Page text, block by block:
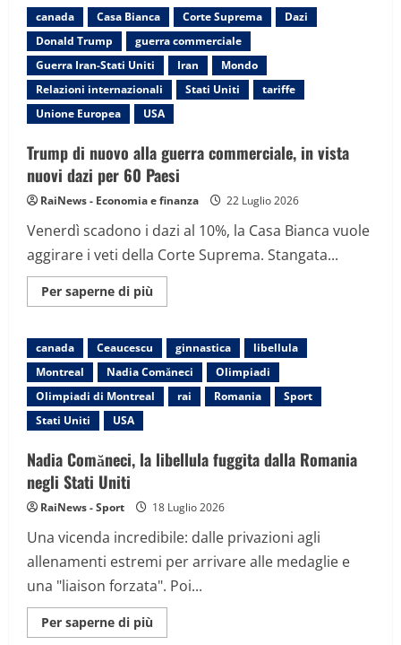
muro
di
fuoco
si
alza
davanti
alla
strada
nella
Columbia
per
gli
incendi
canada Casa Bianca Corte Suprema
Dazi
Donald Trump
guerra commerciale
Guerra Iran-Stati Uniti
Iran
Mondo
Relazioni internazionali
Stati Uniti
tariffe
Unione Europea
USA
Trump di nuovo alla guerra commerciale, in vista
nuovi dazi per 60 Paesi
RaiNews - Economia e finanza 22 Luglio 2026
Venerdì scadono i dazi al 10%, la Casa Bianca vuole
aggirare i veti della Corte Suprema. Stangata...
Per saperne di più
informazioni
di
nuovo
alla
guerra
commerciale,
in
per
60
canada Ceaucescu ginnastica
libellula
Montreal
Nadia Comăneci
Olimpiadi
Olimpiadi di Montreal
rai Romania
Sport
Stati Uniti
USA
Nadia Comăneci, la libellula fuggita dalla Romania
negli Stati Uniti
RaiNews - Sport 18 Luglio 2026
Una vicenda incredibile: dalle privazioni agli
allenamenti estremi per arrivare alle medaglie e
una "liaison forzata". Poi...
Per saperne di più
informazioni